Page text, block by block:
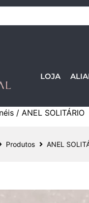
LOJA
/ ANEL SOLITÁRIO
Produtos ANEL